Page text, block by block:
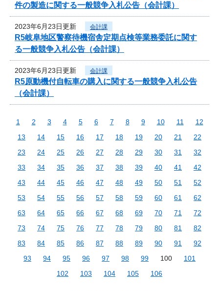
件の製造に関する一般競争入札公告（会計課）
2023年6月23日更新 会計課
R5岐阜地区警察待機宿舎定期点検等業務委託に関す
る一般競争入札公告（会計課）
2023年6月23日更新 会計課
R5原動機付自転車の購入に関する一般競争入札公告
（会計課）
1 2 3 4 5 6 7 8 9 10 11
12
13
14 15 16 17 18 19 20 21
22
23
24 25 26 27 28 29 30 31
32
33
34 35 36 37 38 39 40 41
42
43
44 45 46 47 48 49 50 51
52
53
54 55 56 57 58 59 60 61
62
63
64 65 66 67 68 69 70 71
72
73
74 75 76 77 78 79 80 81
82
83
84 85 86 87 88 89 90 91
92
93
94 95 96 97 98 99 100
101
102
103 104 105 106